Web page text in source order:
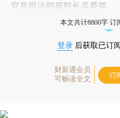
官是司法部原部长吴爱英
本文共计8800字 订
登录 后获取已订
财新通会员
可畅读全文
订